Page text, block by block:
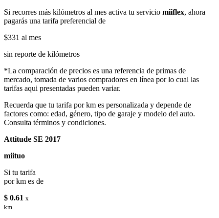
Si recorres más kilómetros al mes activa tu servicio miiflex, ahora
pagarás una tarifa preferencial de
$331 al mes
sin reporte de kilómetros
*La comparación de precios es una referencia de primas de
mercado, tomada de varios compradores en línea por lo cual las
tarifas aqui presentadas pueden variar.
Recuerda que tu tarifa por km es personalizada y depende de
factores como: edad, género, tipo de garaje y modelo del auto.
Consulta términos y condiciones.
Attitude SE 2017
miituo
Si tu tarifa
por km es de
$ 0.61 x
km